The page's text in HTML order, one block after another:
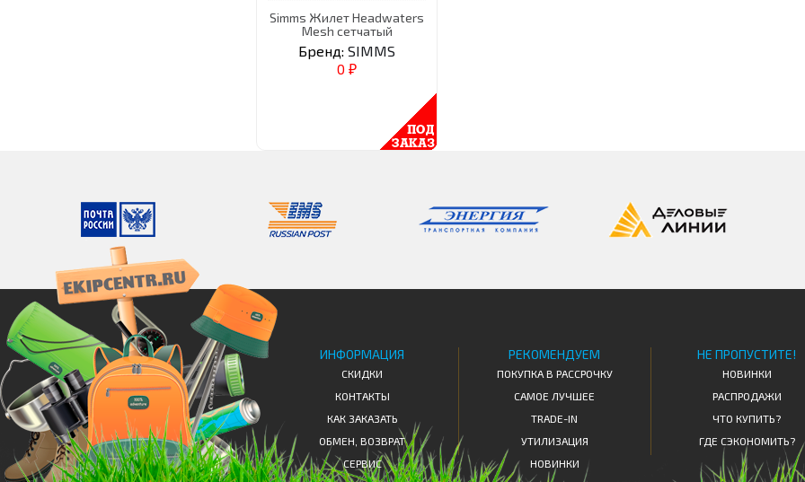
Simms Жилет Headwaters
Mesh сетчатый
Бренд: SIMMS
0 ₽
ИНФОРМАЦИЯ
СКИДКИ
КОНТАКТЫ
КАК ЗАКАЗАТЬ
ОБМЕН, ВОЗВРАТ
СЕРВИС
РЕКОМЕНДУЕМ
ПОКУПКА В РАССРОЧКУ
САМОЕ ЛУЧШЕЕ
TRADE-IN
УТИЛИЗАЦИЯ
НОВИНКИ
НЕ ПРОПУСТИТЕ!
НОВИНКИ
РАСПРОДАЖИ
ЧТО КУПИТЬ?
ГДЕ СЭКОНОМИТЬ?